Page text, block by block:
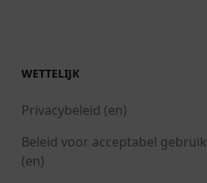
WETTELIJK
Privacybeleid (en)
Beleid voor acceptabel gebruik
(en)